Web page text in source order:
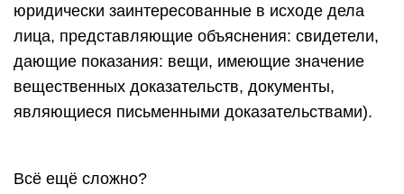
юридически заинтересованные в исходе дела
лица, представляющие объяснения: свидетели,
дающие показания: вещи, имеющие значение
вещественных доказательств, документы,
являющиеся письменными доказательствами).
Всё ещё сложно?